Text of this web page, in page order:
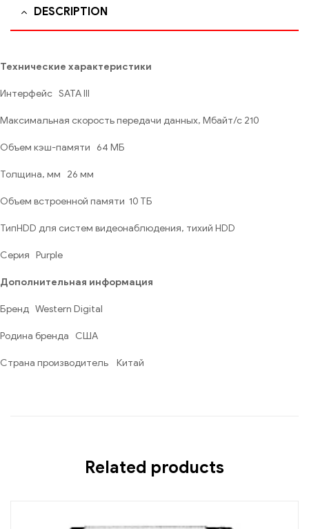
DESCRIPTION
Технические характеристики
Интерфейс SATA III
Максимальная скорость передачи данных, Мбайт/с 210
Объем кэш-памяти 64 МБ
Толщина, мм 26 мм
Объем встроенной памяти 10 ТБ
ТипHDD для систем видеонаблюдения, тихий HDD
Серия Purple
Дополнительная информация
Бренд Western Digital
Родина бренда США
Страна производитель Китай
Related products